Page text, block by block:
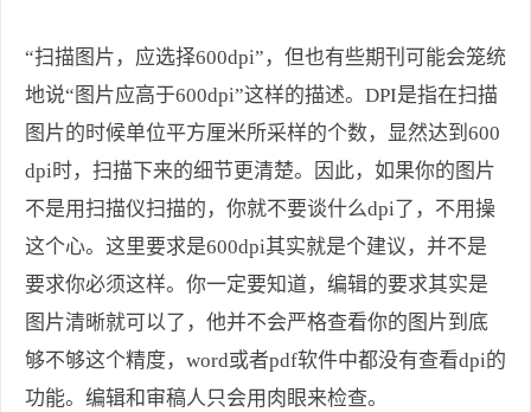
“扫描图片，应选择600dpi”，但也有些期刊可能会笼统
地说“图片应高于600dpi”这样的描述。DPI是指在扫描
图片的时候单位平方厘米所采样的个数，显然达到600
dpi时，扫描下来的细节更清楚。因此，如果你的图片
不是用扫描仪扫描的，你就不要谈什么dpi了，不用操
这个心。这里要求是600dpi其实就是个建议，并不是
要求你必须这样。你一定要知道，编辑的要求其实是
图片清晰就可以了，他并不会严格查看你的图片到底
够不够这个精度，word或者pdf软件中都没有查看dpi的
功能。编辑和审稿人只会用肉眼来检查。